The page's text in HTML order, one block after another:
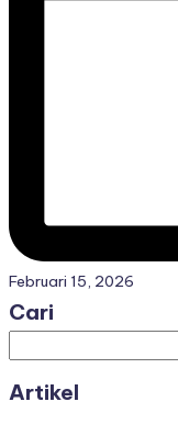
Februari 15, 2026
Cari
Artikel